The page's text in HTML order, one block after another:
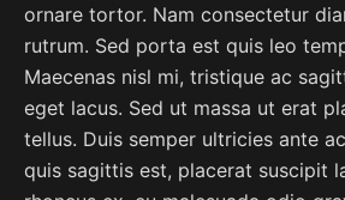
ornare tortor. Nam consectetur
rutrum. Sed porta est quis leo
Maecenas nisl mi, tristique ac
eget lacus. Sed ut massa ut erat
tellus. Duis semper ultricies ante
quis sagittis est, placerat suscipit